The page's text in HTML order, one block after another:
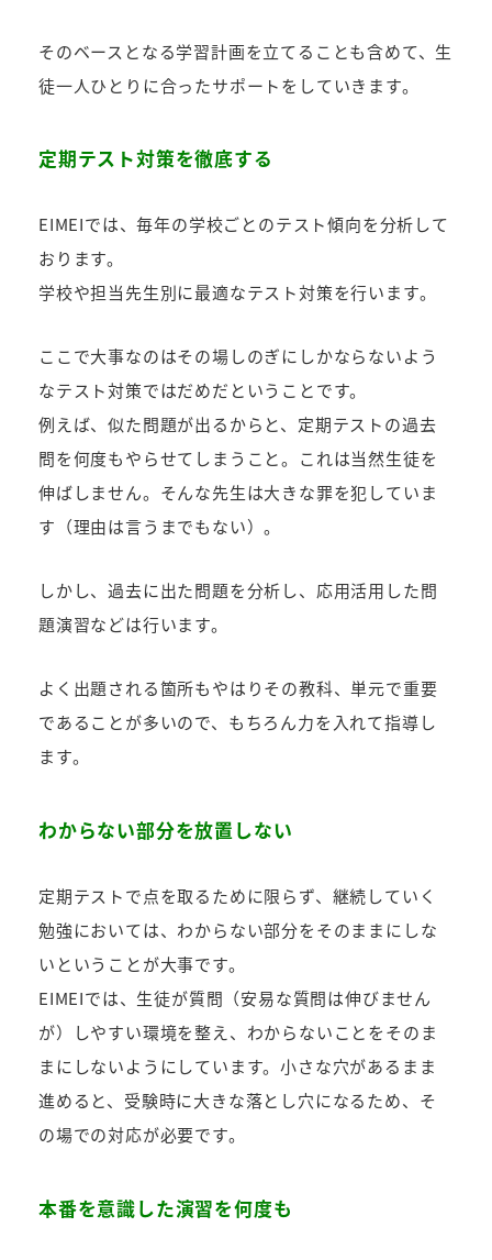
そのベースとなる学習計画を立てることも含めて、生
徒一人ひとりに合ったサポートをしていきます。
定期テスト対策を徹底する
EIMEIでは、毎年の学校ごとのテスト傾向を分析して
おります。
学校や担当先生別に最適なテスト対策を行います。
ここで大事なのはその場しのぎにしかならないよう
なテスト対策ではだめだということです。
例えば、似た問題が出るからと、定期テストの過去
問を何度もやらせてしまうこと。これは当然生徒を
伸ばしません。そんな先生は大きな罪を犯していま
す（理由は言うまでもない）。
しかし、過去に出た問題を分析し、応用活用した問
題演習などは行います。
よく出題される箇所もやはりその教科、単元で重要
であることが多いので、もちろん力を入れて指導し
ます。
わからない部分を放置しない
定期テストで点を取るために限らず、継続していく
勉強においては、わからない部分をそのままにしな
いということが大事です。
EIMEIでは、生徒が質問（安易な質問は伸びません
が）しやすい環境を整え、わからないことをそのま
まにしないようにしています。小さな穴があるまま
進めると、受験時に大きな落とし穴になるため、そ
の場での対応が必要です。
本番を意識した演習を何度も